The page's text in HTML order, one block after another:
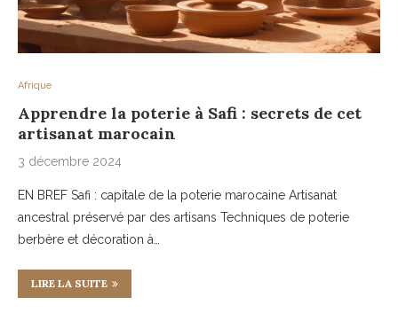
Afrique
Apprendre la poterie à Safi : secrets de cet
artisanat marocain
3 décembre 2024
EN BREF Safi : capitale de la poterie marocaine Artisanat
ancestral préservé par des artisans Techniques de poterie
berbère et décoration à…
LIRE LA SUITE